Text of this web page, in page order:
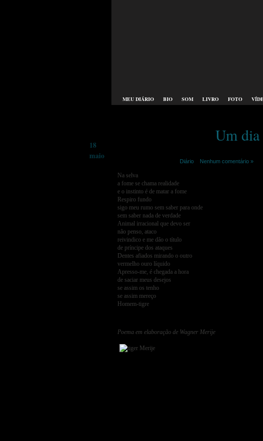
MEU DIÁRIO BIO SOM LIVRO FOTO
Um
18
maio
Diário Nenhum comentário »
Na selva
a fome se chama realidade
e o instinto é de matar a fome
Respiro fundo
sigo meu rumo sem saber para onde
sem saber nada de verdade
Animal irracional que devo ser
não penso, ataco
reivindico e me dão o título
de príncipe dos ataques
Dentes afiados mirando o outro
vermelho ouro líquido
Apresso-me, é chegada a hora
de saciar meus desejos
se assim os tenho
se assim mereço
Homem-tigre
Poema em elaboração de Wagner Merije